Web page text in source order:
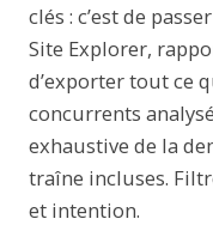
clés : c’est de
Site Explorer,
d’exporter tout ce
concurrents
exhaustive de la
traîne incluses.
et intention.